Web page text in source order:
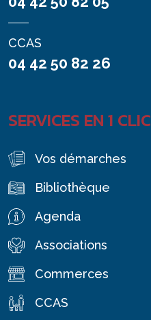
CCAS
04 42 50 82 26
SERVICES EN 1 CLIC
Vos démarches
Bibliothèque
Agenda
Associations
Commerces
CCAS